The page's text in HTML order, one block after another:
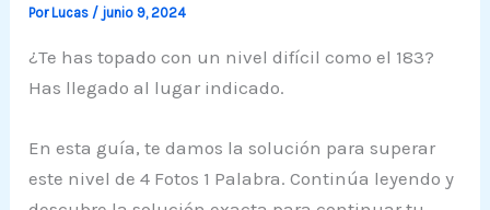
PorLucas / junio 9, 2024
¿Te has topado con un nivel difícil como el 183?
Has llegado al lugar indicado.
En esta guía, te damos la solución para superar
este nivel de 4 Fotos 1 Palabra. Continúa leyendo y